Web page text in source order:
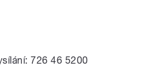
726 46 5200